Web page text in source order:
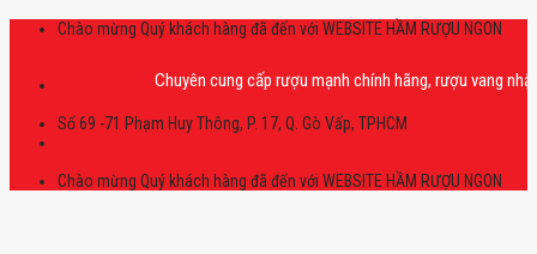
Skip
Chào mừng Quý khách hàng đã đến với WEBSITE HẦM RƯỢU NGON
Chuyên cung cấp rượu mạnh chính hãng, rượu vang nhập
Số 69 -71 Phạm Huy Thông, P. 17, Q. Gò Vấp, TPHCM
Chào mừng Quý khách hàng đã đến với WEBSITE HẦM RƯỢU NGON